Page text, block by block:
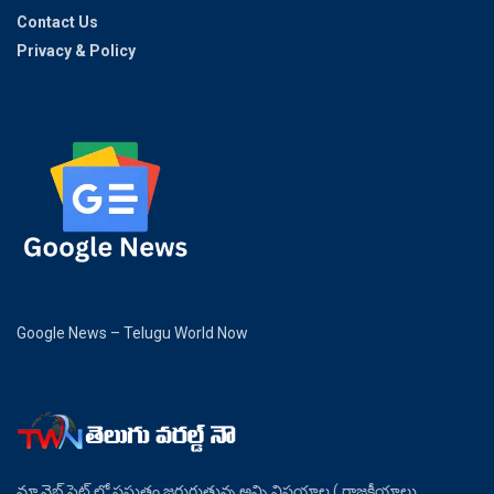
Contact Us
Privacy & Policy
Google News – Telugu World Now